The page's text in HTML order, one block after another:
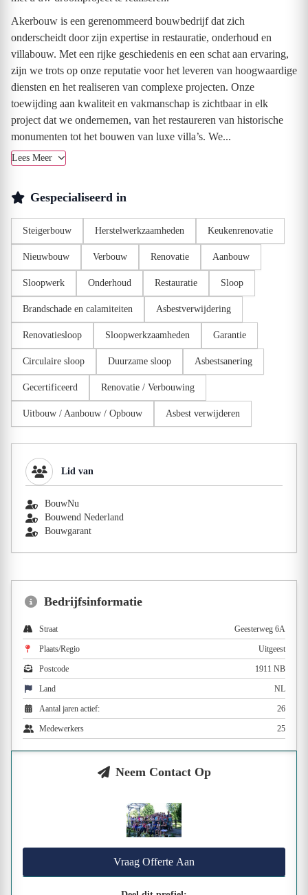
Akerbouw is een gerenommeerd bouwbedrijf dat zich
onderscheidt door zijn expertise in restauratie, onderhoud en
villabouw. Met een rijke geschiedenis en een schat aan ervaring,
zijn we trots op onze reputatie voor het leveren van hoogwaardige
diensten en het realiseren van complexe projecten. Onze
toewijding aan kwaliteit en vakmanschap is zichtbaar in elk
project dat we ondernemen, van het restaureren van historische
monumenten tot het bouwen van luxe villa’s. We...
Lees Meer
Gespecialiseerd in
Steigerbouw Herstelwerkzaamheden Keukenrenovatie
Nieuwbouw Verbouw Renovatie Aanbouw
Sloopwerk Onderhoud Restauratie Sloop
Brandschade en calamiteiten Asbestverwijdering
Renovatiesloop Sloopwerkzaamheden Garantie
Circulaire sloop Duurzame sloop Asbestsanering
Gecertificeerd Renovatie / Verbouwing
Uitbouw / Aanbouw / Opbouw Asbest verwijderen
Lid van
BouwNu
Bouwend Nederland
Bouwgarant
Bedrijfsinformatie
Straat Geesterweg 6A
Plaats/Regio Uitgeest
Postcode 1911 NB
Land NL
Aantal jaren actief: 26
Medewerkers 25
Neem Contact Op
Vraag Offerte Aan